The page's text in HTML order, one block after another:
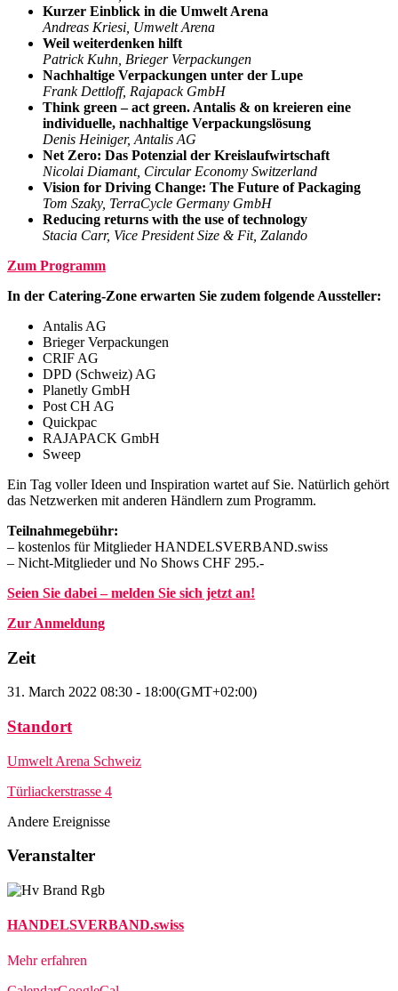
Kurzer Einblick in die Umwelt Arena
Andreas Kriesi, Umwelt Arena
Weil weiterdenken hilft
Patrick Kuhn, Brieger Verpackungen
Nachhaltige Verpackungen unter der Lupe
Frank Dettloff, Rajapack GmbH
Think green – act green. Antalis & on kreieren eine
individuelle, nachhaltige Verpackungslösung
Denis Heiniger, Antalis AG
Net Zero: Das Potenzial der Kreislaufwirtschaft
Nicolai Diamant, Circular Economy Switzerland
Vision for Driving Change: The Future of Packaging
Tom Szaky, TerraCycle Germany GmbH
Reducing returns with the use of technology
Stacia Carr, Vice President Size & Fit, Zalando
Zum Programm
In der Catering-Zone erwarten Sie zudem folgende Aussteller:
Antalis AG
Brieger Verpackungen
CRIF AG
DPD (Schweiz) AG
Planetly GmbH
Post CH AG
Quickpac
RAJAPACK GmbH
Sweep
Ein Tag voller Ideen und Inspiration wartet auf Sie. Natürlich gehört
das Netzwerken mit anderen Händlern zum Programm.
Teilnahmegebühr:
– kostenlos für Mitglieder HANDELSVERBAND.swiss
– Nicht-Mitglieder und No Shows CHF 295.-
Seien Sie dabei – melden Sie sich jetzt an!
Zur Anmeldung
Zeit
31. March 2022 08:30 - 18:00(GMT+02:00)
Standort
Umwelt Arena Schweiz
Türliackerstrasse 4
Andere Ereignisse
Veranstalter
HANDELSVERBAND.swiss
Mehr erfahren